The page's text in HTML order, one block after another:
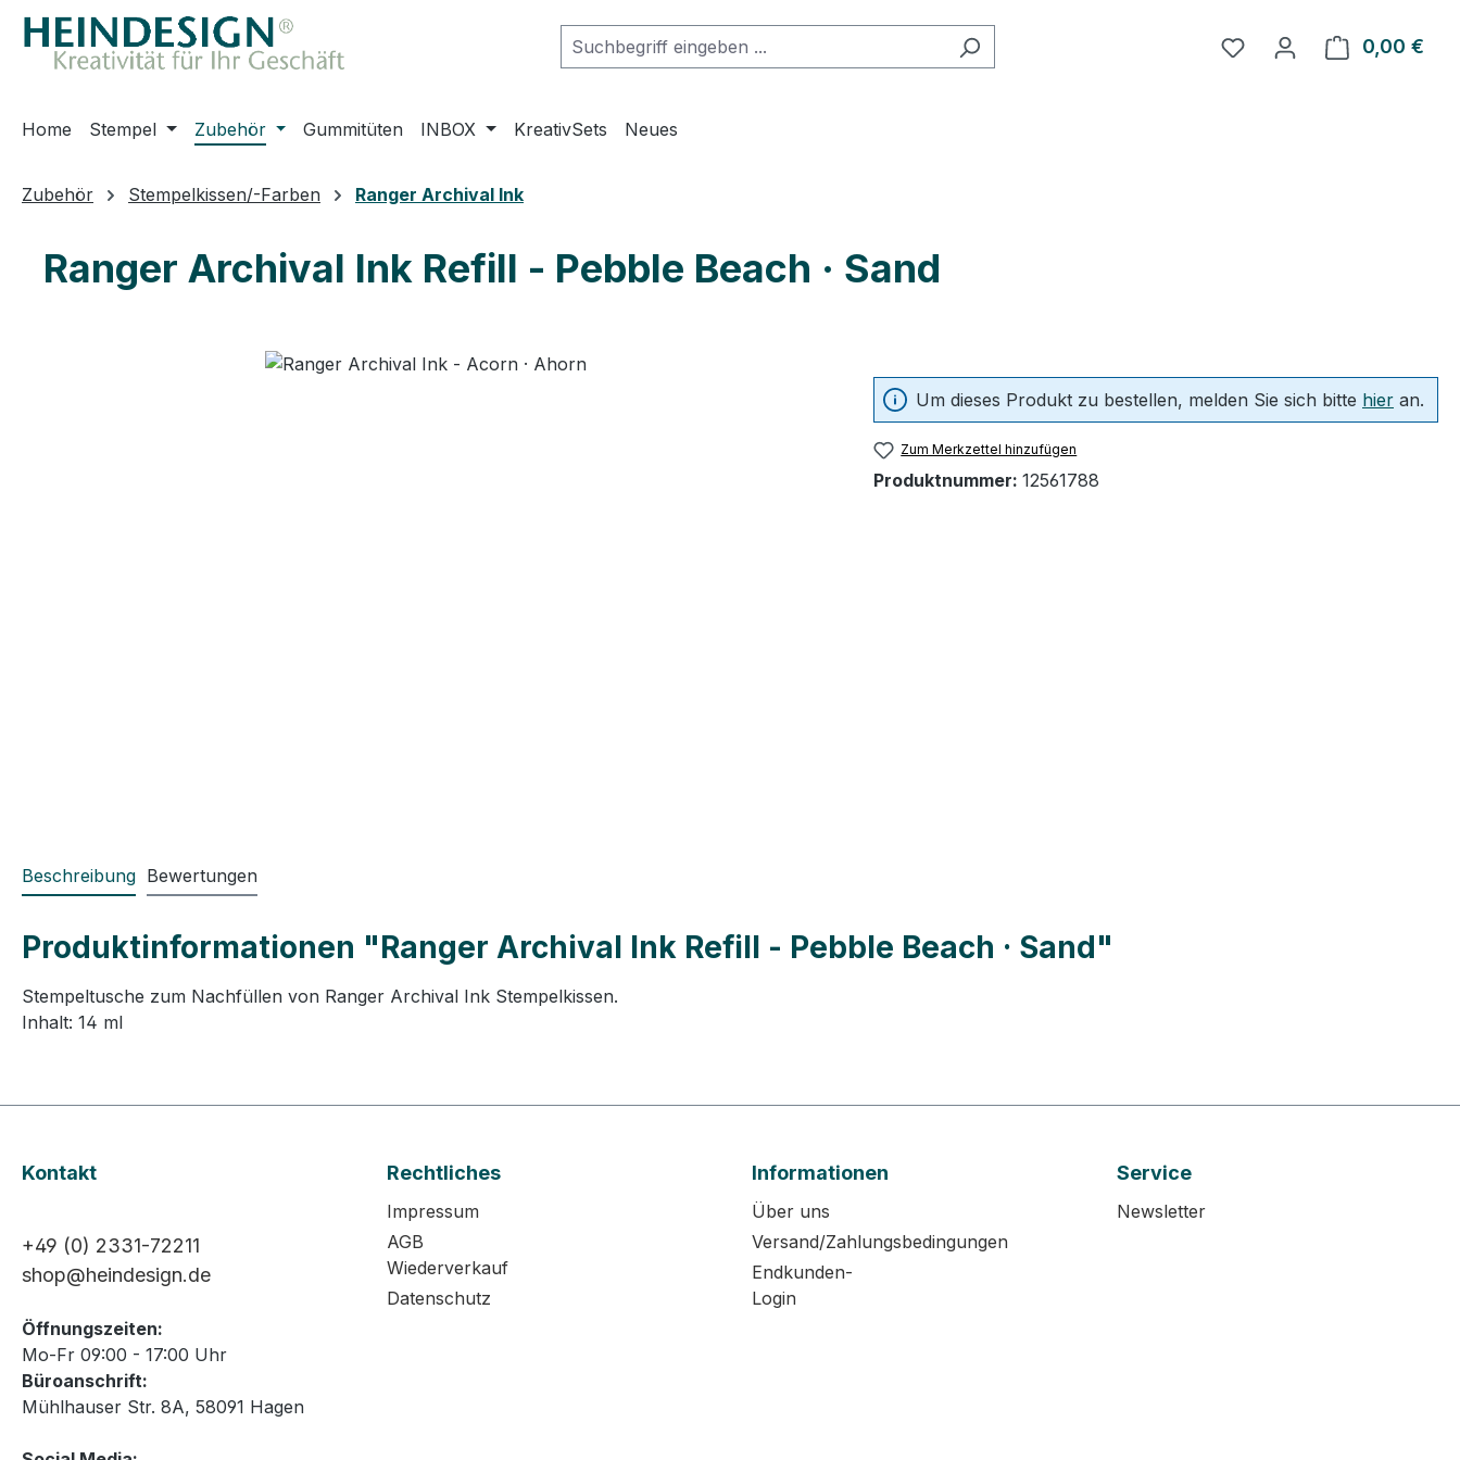
Hauptinhalt springen
Zur Suche springen
Zur Hauptnavigation springen
Du hast 0 Produkte auf
0,00 €
Home Stempel Zubehör Gummitüten INBOX KreativSets Neues
Zubehör Stempelkissen/-Farben Ranger Archival Ink
Ranger Archival Ink Refill - Pebble Beach · Sand
Um dieses Produkt zu bestellen, melden Sie sich bitte hier an.
Zum Merkzettel hinzufügen
Produktnummer: 12561788
Beschreibung Bewertungen
Produktinformationen "Ranger Archival Ink Refill - Pebble Beach · Sand"
Stempeltusche zum Nachfüllen von Ranger Archival Ink Stempelkissen.
Inhalt: 14 ml
Kontakt
+49 (0) 2331-72211
shop@heindesign.de
Öffnungszeiten:
Mo-Fr 09:00 - 17:00 Uhr
Büroanschrift:
Mühlhauser Str. 8A, 58091 Hagen
Rechtliches
Impressum
AGB
Wiederverkauf
Datenschutz
Informationen
Über uns
Versand/Zahlungsbedingungen
Endkunden-
Login
Service
Newsletter